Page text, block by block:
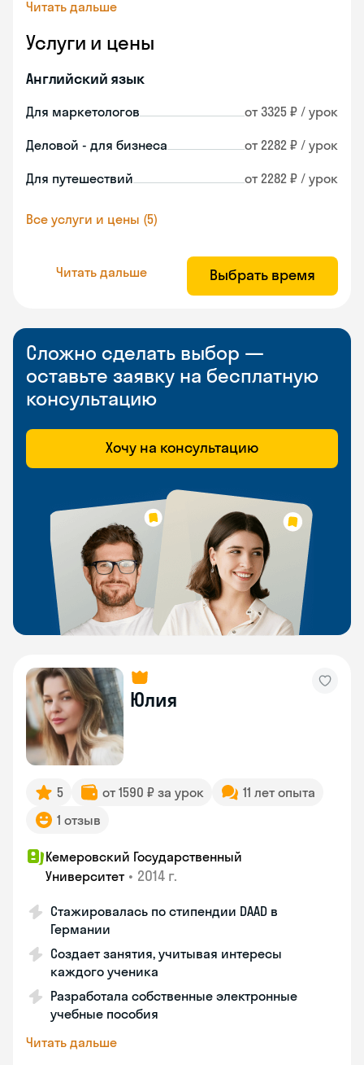
Читать дальше
Услуги и цены
Английский язык
Для маркетологов от 3325 ₽ / урок
Деловой - для бизнеса от 2282 ₽ / урок
Для путешествий от 2282 ₽ / урок
Все услуги и цены (5)
Читать дальше Выбрать время
Сложно сделать выбор —
оставьте заявку на бесплатную
консультацию
Хочу на консультацию
Юлия
5 от 1590 ₽ за урок
11 лет опыта
1 отзыв
Кемеровский Государственный
Университет • 2014 г.
Стажировалась по стипендии DAAD в
Германии
Создает занятия, учитывая интересы
каждого ученика
Разработала собственные электронные
учебные пособия
Читать дальше